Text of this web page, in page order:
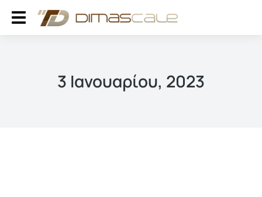
3 Ιανουαρίου, 2023